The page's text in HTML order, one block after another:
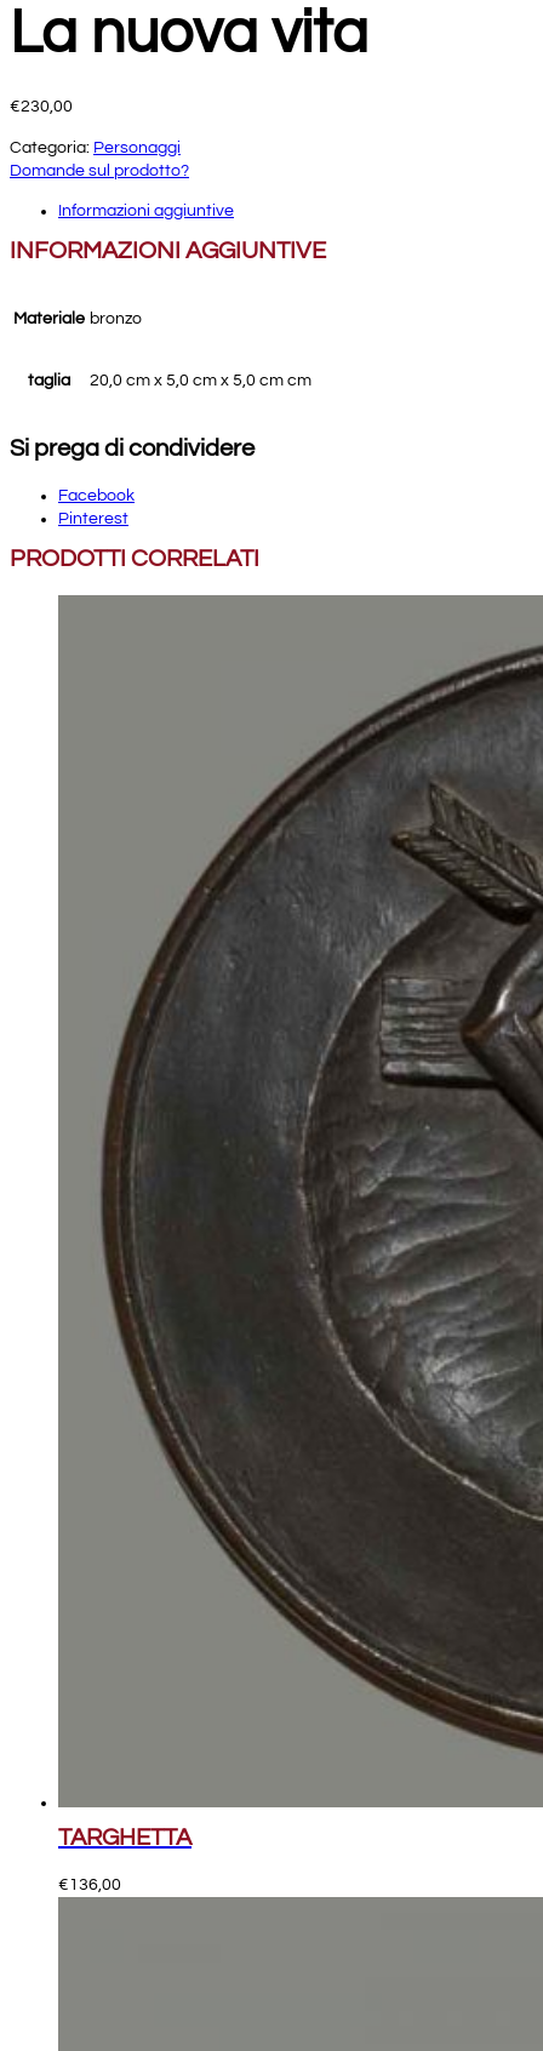
La nuova vita
€230,00
Categoria: Personaggi
Domande sul prodotto?
Informazioni aggiuntive
INFORMAZIONI AGGIUNTIVE
Materiale bronzo
taglia 20,0 cm x 5,0 cm x 5,0 cm cm
Si prega di condividere
Facebook
Pinterest
PRODOTTI CORRELATI
TARGHETTA
€136,00